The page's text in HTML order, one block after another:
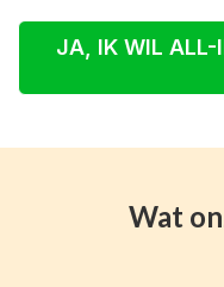
JA, IK WIL ALL-
Wat